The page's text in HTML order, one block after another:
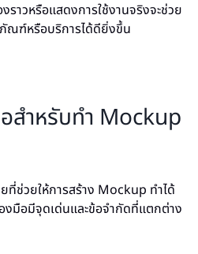
ราวหรือแสดงการใช้งานจริงจะช่วย
ณฑ์หรือบริการได้ดียิ่งขึ้น
สำหรับทำ Mockup
ช่วยให้การสร้าง Mockup ทำได้
งมือมีจุดเด่นและข้อจำกัดที่แตกต่าง